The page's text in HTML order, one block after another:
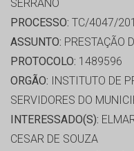
SERRANO
PROCESSO: TC/4047/
ASSUNTO: PRESTAÇÃO
PROTOCOLO: 1489596
ORGÃO: INSTITUTO DE
SERVIDORES DO
INTERESSADO(S):
CESAR DE SOUZA